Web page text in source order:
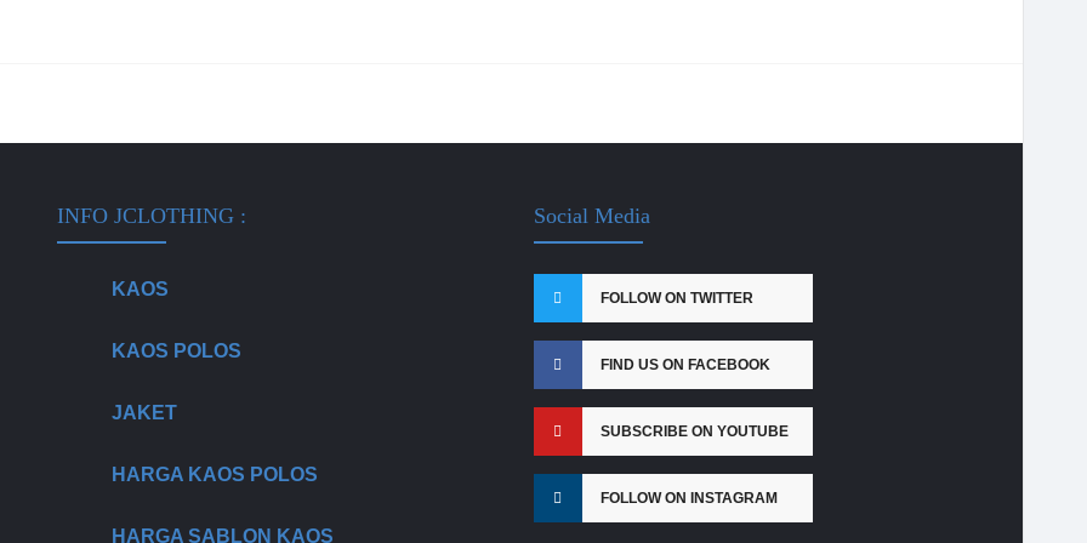
INFO JCLOTHING :
KAOS
KAOS POLOS
JAKET
HARGA KAOS POLOS
HARGA SABLON KAOS
Social Media
FOLLOW ON TWITTER
FIND US ON FACEBOOK
SUBSCRIBE ON YOUTUBE
FOLLOW ON INSTAGRAM